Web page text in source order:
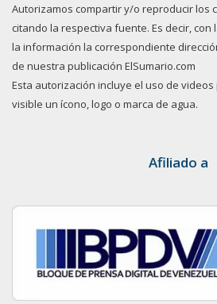
Autorizamos compartir y/o reproducir los
citando la respectiva fuente. Es decir, con
la información la correspondiente
de nuestra publicación ElSumario.com
Esta autorización incluye el uso de
visible un ícono, logo o marca de agua.
Afiliado a